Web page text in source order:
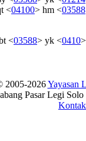
<04100> hm <03588
<03588> yk <0410>
2026Yayasan
Pasar Legi
Kontak